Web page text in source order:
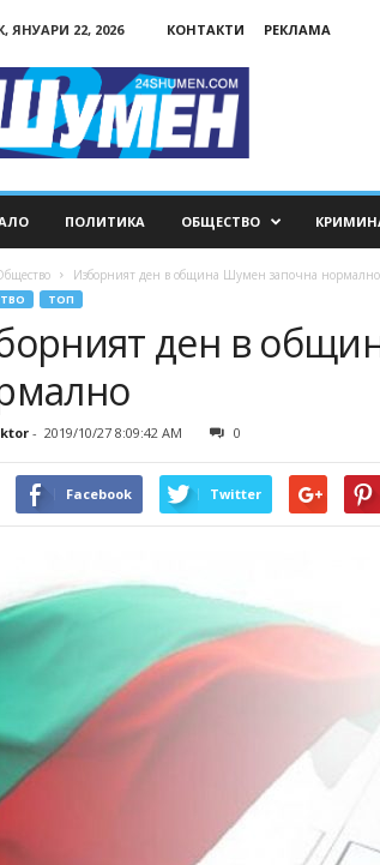
ЯНУАРИ 22, 2026 КОНТАКТИ РЕКЛАМА
ПОЛИТИКА ОБЩЕСТВО
Изборният ден в община Шумен започна нормално
ТОП
ден в
- 2019/10/27 8:09:42 AM 0
Facebook Twitter